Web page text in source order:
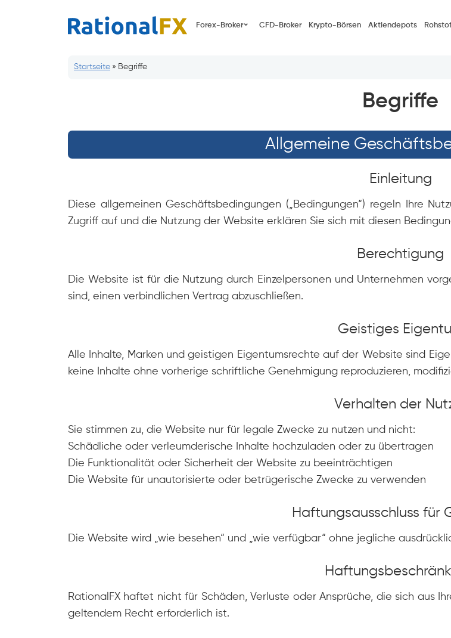
Forex-Broker CFD-Broker Krypto-Börsen Aktiendepots
Startseite » Begriffe
Begriffe
Allgemeine
Einleitung
Diese allgemeinen Geschäftsbedingungen („Bedingungen“) regeln Ihre
Zugriff auf und die Nutzung der Website erklären Sie sich mit diesen
Berechtigung
Die Website ist für die Nutzung durch Einzelpersonen und Unternehmen
sind, einen verbindlichen Vertrag abzuschließen.
Geistiges
Alle Inhalte, Marken und geistigen Eigentumsrechte auf der Website sind
keine Inhalte ohne vorherige schriftliche Genehmigung reproduzieren,
Verhalten der
Sie stimmen zu, die Website nur für legale Zwecke zu nutzen und nicht:
Schädliche oder verleumderische Inhalte hochzuladen oder zu übertragen
Die Funktionalität oder Sicherheit der Website zu beeinträchtigen
Die Website für unautorisierte oder betrügerische Zwecke zu verwenden
Haftungsausschluss für
Die Website wird „wie besehen“ und „wie verfügbar“ ohne jegliche
RationalFX haftet nicht für Schäden, Verluste oder Ansprüche, die sich aus
geltendem Recht erforderlich ist.